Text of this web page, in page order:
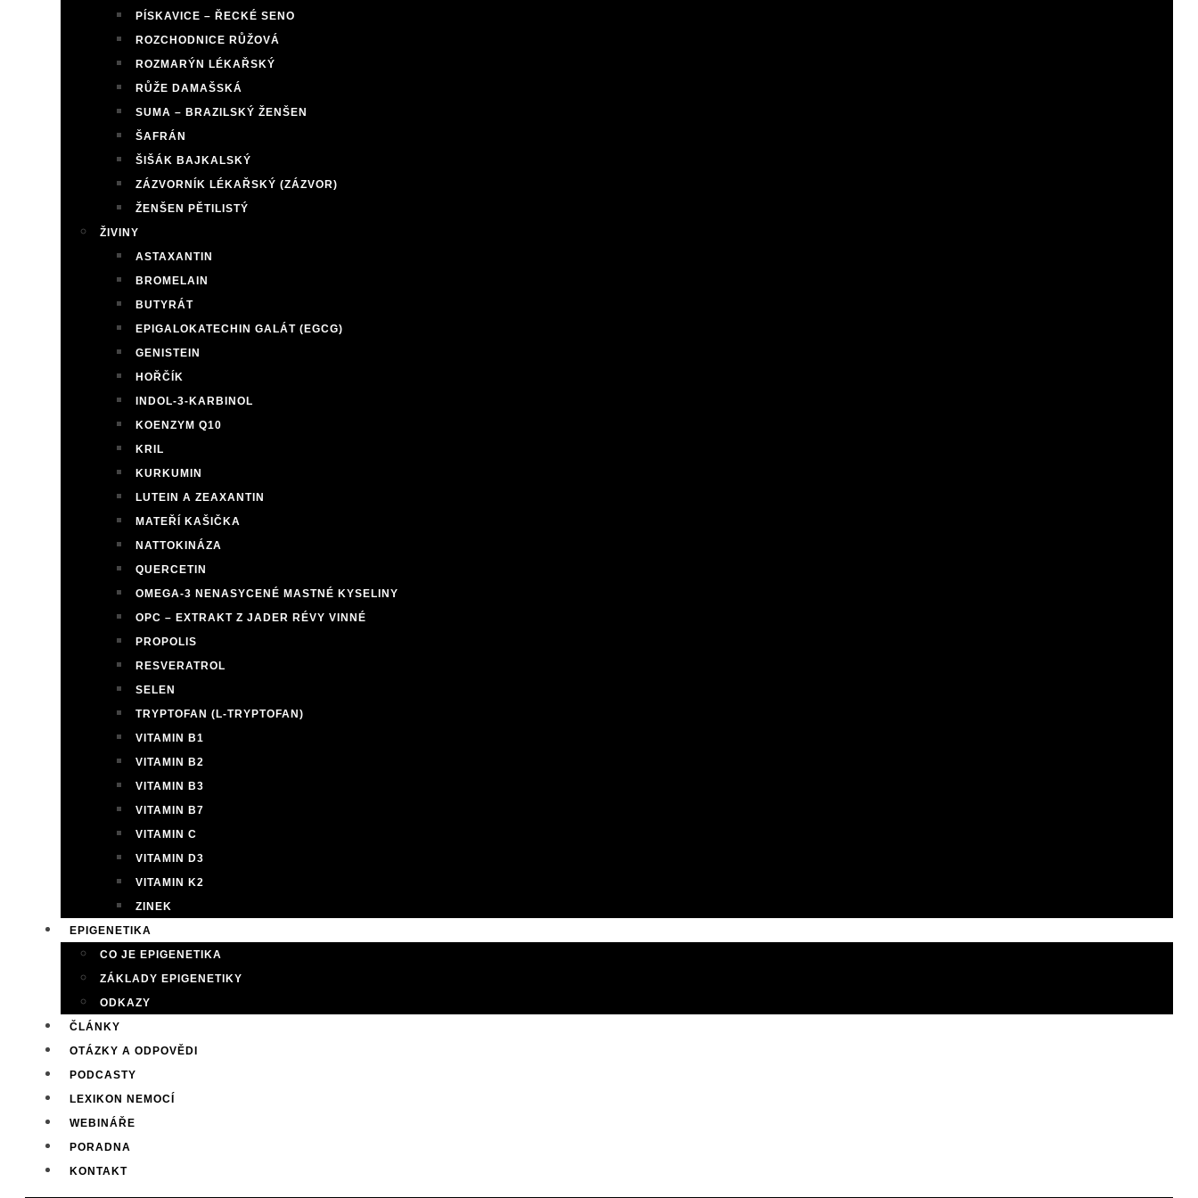
PÍSKAVICE – ŘECKÉ SENO
ROZCHODNICE RŮŽOVÁ
ROZMARÝN LÉKAŘSKÝ
RŮŽE DAMAŠSKÁ
SUMA – BRAZILSKÝ ŽENŠEN
ŠAFRÁN
ŠIŠÁK BAJKALSKÝ
ZÁZVORNÍK LÉKAŘSKÝ (ZÁZVOR)
ŽENŠEN PĚTILISTÝ
ŽIVINY
ASTAXANTIN
BROMELAIN
BUTYRÁT
EPIGALOKATECHIN GALÁT (EGCG)
GENISTEIN
HOŘČÍK
INDOL-3-KARBINOL
KOENZYM Q10
KRIL
KURKUMIN
LUTEIN A ZEAXANTIN
MATEŘÍ KAŠIČKA
NATTOKINÁZA
QUERCETIN
OMEGA-3 NENASYCENÉ MASTNÉ KYSELINY
OPC – EXTRAKT Z JADER RÉVY VINNÉ
PROPOLIS
RESVERATROL
SELEN
TRYPTOFAN (L-TRYPTOFAN)
VITAMIN B1
VITAMIN B2
VITAMIN B3
VITAMIN B7
VITAMIN C
VITAMIN D3
VITAMIN K2
ZINEK
EPIGENETIKA
CO JE EPIGENETIKA
ZÁKLADY EPIGENETIKY
ODKAZY
ČLÁNKY
OTÁZKY A ODPOVĚDI
PODCASTY
LEXIKON NEMOCÍ
WEBINÁŘE
PORADNA
KONTAKT